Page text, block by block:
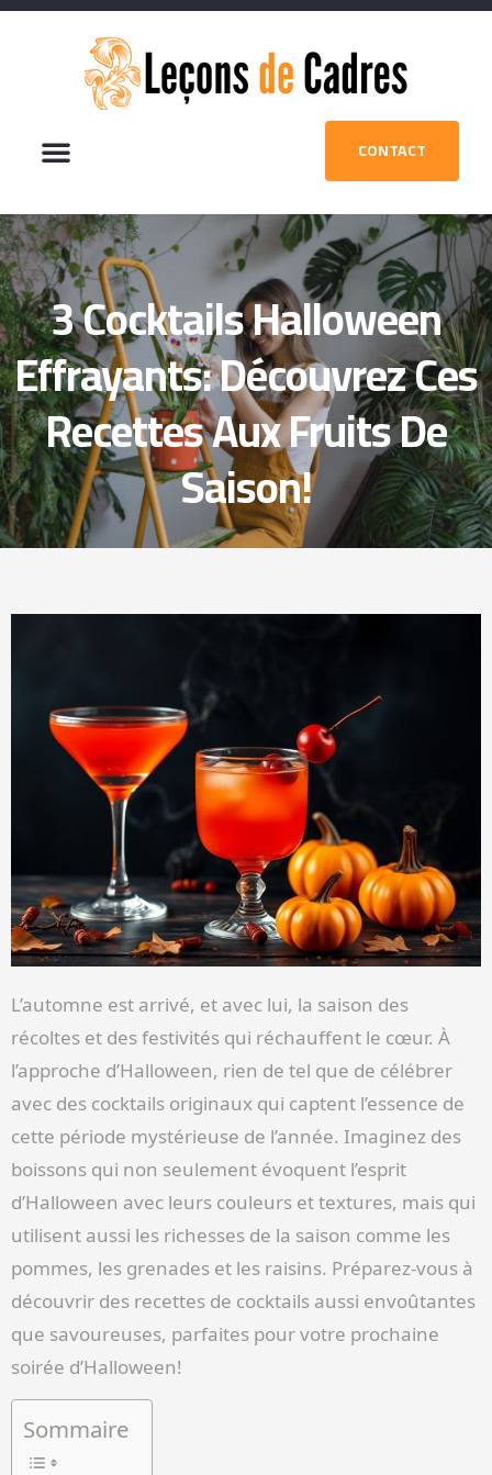
CONTACT
3 Cocktails Halloween
Effrayants: Découvrez Ces
Recettes Aux Fruits De
Saison!
L’automne est arrivé, et avec lui, la saison des
récoltes et des festivités qui réchauffent le cœur. À
l’approche d’Halloween, rien de tel que de célébrer
avec des cocktails originaux qui captent l’essence de
cette période mystérieuse de l’année. Imaginez des
boissons qui non seulement évoquent l’esprit
d’Halloween avec leurs couleurs et textures, mais qui
utilisent aussi les richesses de la saison comme les
pommes, les grenades et les raisins. Préparez-vous à
découvrir des recettes de cocktails aussi envoûtantes
que savoureuses, parfaites pour votre prochaine
soirée d’Halloween!
Sommaire